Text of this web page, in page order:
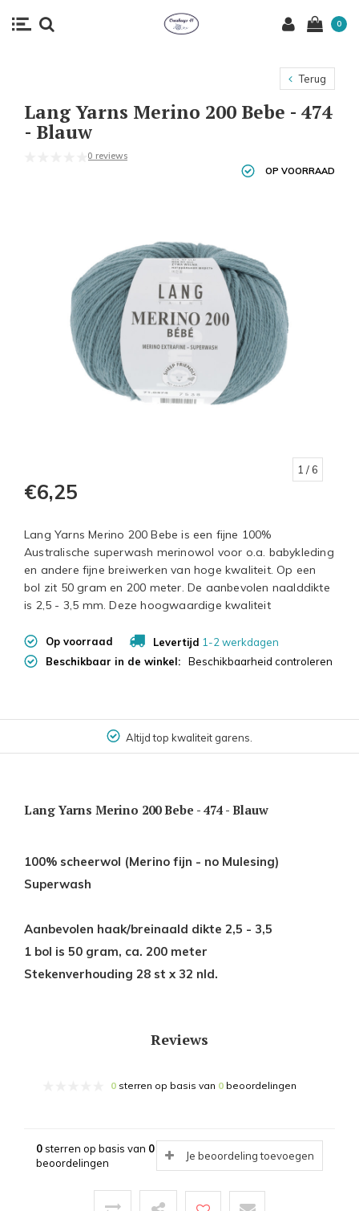
0
Terug
Lang Yarns Merino 200 Bebe - 474
- Blauw
0 reviews
OP VOORRAAD
1 / 6
€6,25
Lang Yarns Merino 200 Bebe is een fijne 100%
Australische superwash merinowol voor o.a. babykleding
en andere fijne breiwerken van hoge kwaliteit. Op een
bol zit 50 gram en 200 meter. De aanbevolen naalddikte
is 2,5 - 3,5 mm. Deze hoogwaardige kwaliteit
Op voorraad Levertijd 1-2 werkdagen
Beschikbaar in de winkel:
Beschikbaarheid controleren
Altijd top kwaliteit garens.
Lang Yarns Merino 200 Bebe - 474 - Blauw
100% scheerwol (Merino fijn - no Mulesing)
Superwash
Aanbevolen haak/breinaald dikte 2,5 - 3,5
1 bol is 50 gram, ca. 200 meter
Stekenverhouding 28 st x 32 nld.
Reviews
0 sterren op basis van 0 beoordelingen
0sterren op basis van 0
beoordelingen
Je beoordeling toevoegen